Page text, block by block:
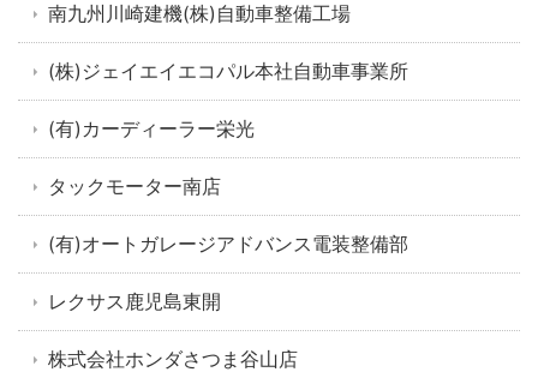
南九州川崎建機(株)自動車整備工場
(株)ジェイエイエコパル本社自動車事業所
(有)カーディーラー栄光
タックモーター南店
(有)オートガレージアドバンス電装整備部
レクサス鹿児島東開
株式会社ホンダさつま谷山店